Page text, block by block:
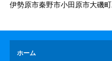
伊勢原市秦野市小田原市大磯町
ホーム